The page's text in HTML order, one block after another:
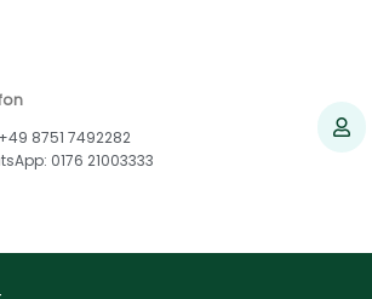
8751 7492282
0176 21003333